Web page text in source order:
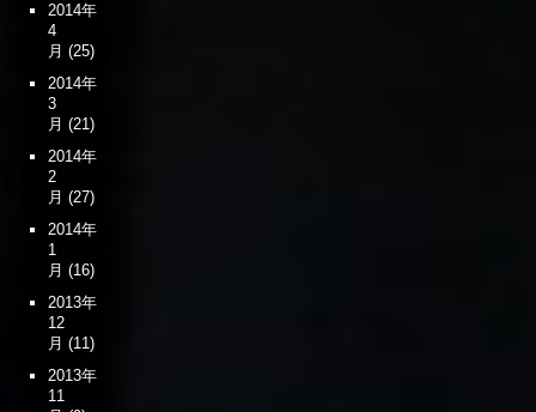
2014年
4
月 (25)
2014年
3
月 (21)
2014年
2
月 (27)
2014年
1
月 (16)
2013年
12
月 (11)
2013年
11